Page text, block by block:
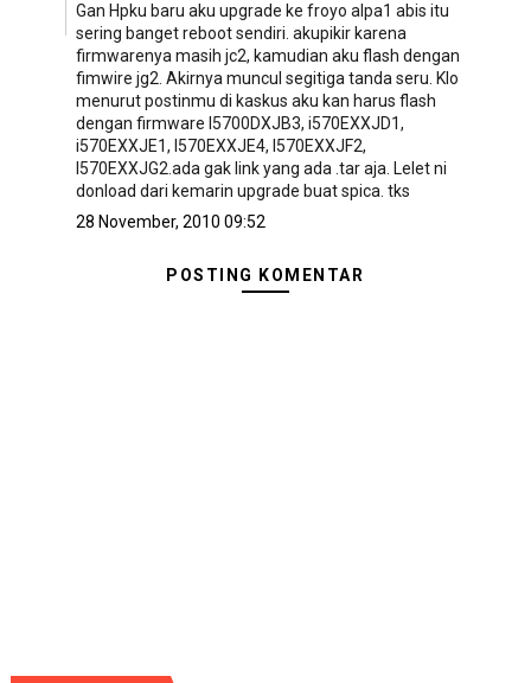
Gan Hpku baru aku upgrade ke froyo alpa1 abis itu
sering banget reboot sendiri. akupikir karena
firmwarenya masih jc2, kamudian aku flash dengan
fimwire jg2. Akirnya muncul segitiga tanda seru. Klo
menurut postinmu di kaskus aku kan harus flash
dengan firmware I5700DXJB3, i570EXXJD1,
i570EXXJE1, I570EXXJE4, I570EXXJF2,
I570EXXJG2.ada gak link yang ada .tar aja. Lelet ni
donload dari kemarin upgrade buat spica. tks
28 November, 2010 09:52
POSTING KOMENTAR